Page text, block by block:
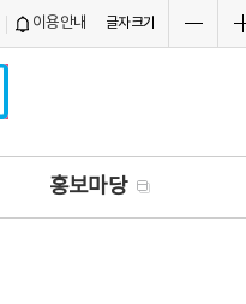
이용안내 글자크기
홍보마당